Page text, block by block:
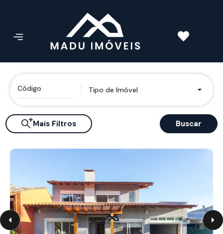
Tipo de Imóvel
Mais Filtros Buscar